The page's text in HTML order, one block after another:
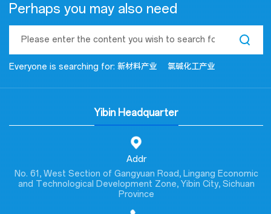
Perhaps you may also need
Everyone is searching for: 新材料产业 氯碱化工产业
Yibin Headquarter
Addr
No. 61, West Section of Gangyuan Road, Lingang Economic
and Technological Development Zone, Yibin City, Sichuan
Province